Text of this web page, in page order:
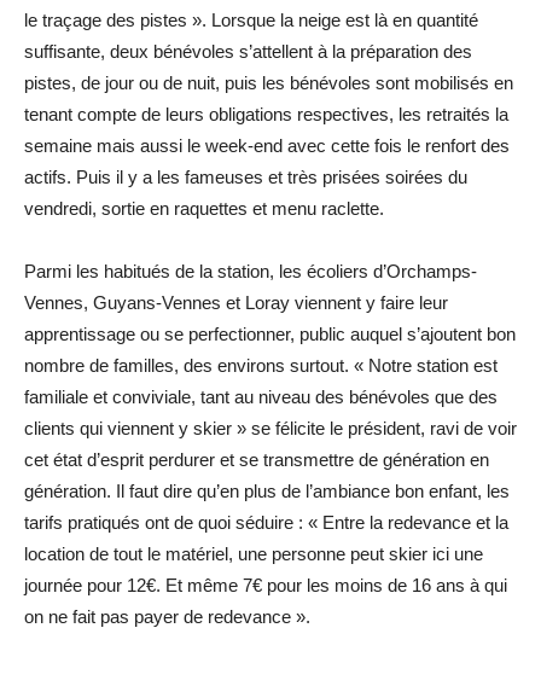
le traçage des pistes ». Lorsque la neige est là en quantité
suffisante, deux bénévoles s’attellent à la préparation des
pistes, de jour ou de nuit, puis les bénévoles sont mobilisés en
tenant compte de leurs obligations respectives, les retraités la
semaine mais aussi le week-end avec cette fois le renfort des
actifs. Puis il y a les fameuses et très prisées soirées du
vendredi, sortie en raquettes et menu raclette.
Parmi les habitués de la station, les écoliers d’Orchamps-
Vennes, Guyans-Vennes et Loray viennent y faire leur
apprentissage ou se perfectionner, public auquel s’ajoutent bon
nombre de familles, des environs surtout. « Notre station est
familiale et conviviale, tant au niveau des bénévoles que des
clients qui viennent y skier » se félicite le président, ravi de voir
cet état d’esprit perdurer et se transmettre de génération en
génération. Il faut dire qu’en plus de l’ambiance bon enfant, les
tarifs pratiqués ont de quoi séduire : « Entre la redevance et la
location de tout le matériel, une personne peut skier ici une
journée pour 12€. Et même 7€ pour les moins de 16 ans à qui
on ne fait pas payer de redevance ».